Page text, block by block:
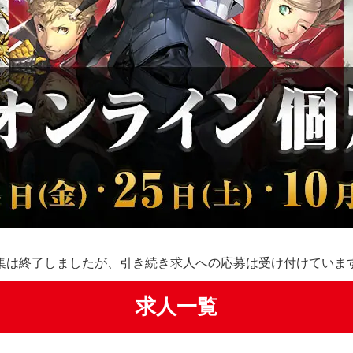
は終了しましたが、引き続き求人への応募は受け付けていま
求人一覧